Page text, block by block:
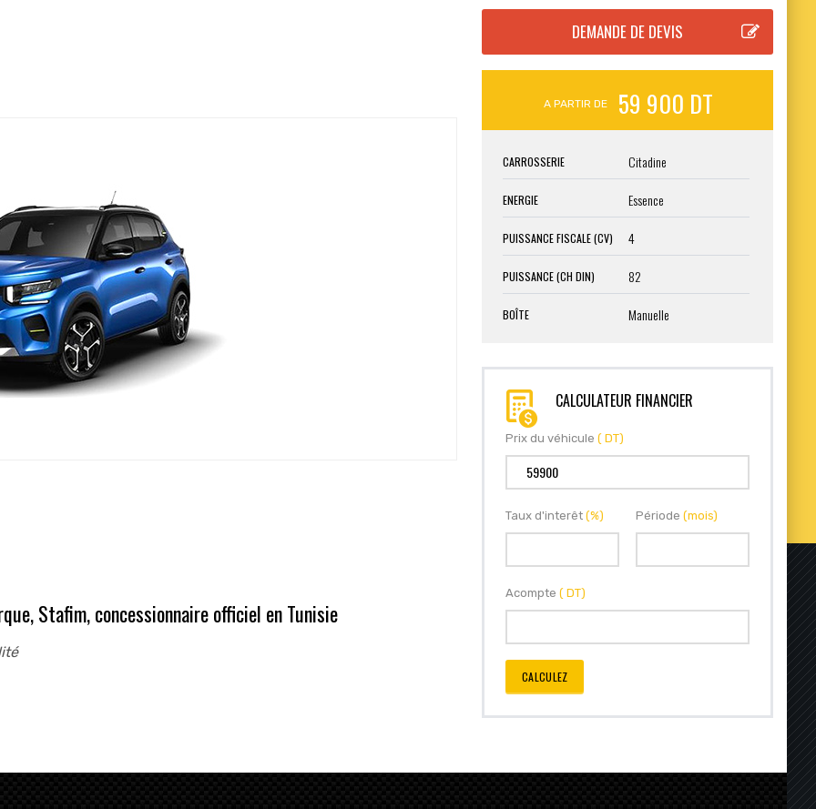
Stafim, concessionnaire officiel en Tunisie
A PARTIR DE 59 900 DT
CARROSSERIE Citadine
ENERGIE Essence
PUISSANCE FISCALE (CV) 4
PUISSANCE (CH DIN) 82
BOÎTE Manuelle
CALCULATEUR FINANCIER
Prix du véhicule ( DT)
Taux d'interêt (%) Période (mois)
Acompte ( DT)
CALCULEZ